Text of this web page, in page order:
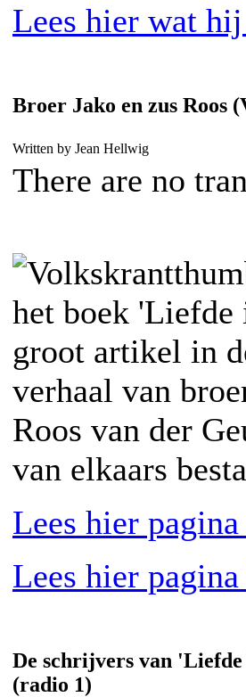
Lees hier wat
Broer Jako en zus Roos
Written by Jean Hellwig
There are no
het boek 'Liefde
groot artikel in
verhaal van
Roos van der
van elkaars
Lees hier
Lees hier
De schrijvers van
(radio 1)